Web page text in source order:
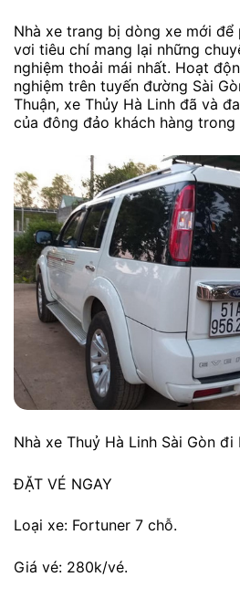
Nhà xe trang bị dòng xe mới để
vơi tiêu chí mang lại những
nghiệm thoải mái nhất. Hoạt
nghiệm trên tuyến đường Sài
Thuận, xe Thủy Hà Linh đã và
của đông đảo khách hàng
Nhà xe Thuỷ Hà Linh Sài Gòn đi
ĐẶT VÉ NGAY
Loại xe: Fortuner 7 chỗ.
Giá vé: 280k/vé.